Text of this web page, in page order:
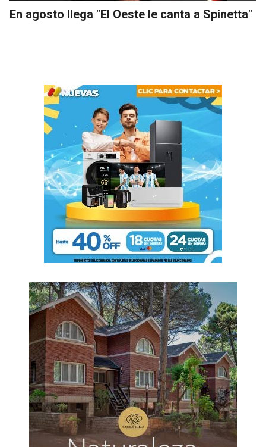
En agosto llega "El Oeste le canta a Spinetta"